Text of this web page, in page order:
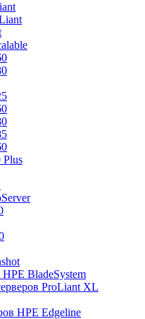
Plus
BladeSystem
ProLiant XL
HPE Edgeline